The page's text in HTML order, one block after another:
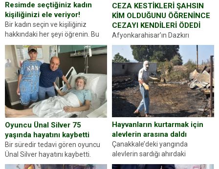
Resimde seçtiğiniz kadın
kişiliğinizi ele veriyor!
Bir kadın seçin ve kişiliğiniz
hakkındaki her şeyi öğrenin. Bu
kez karşınıza oldukça farklı bir
kişilik testiyle çıkıyoruz. Resimde
gördüğünüz kadın figürlerinden
dikkatinizi en...
CEZA KESTİKLERİ ŞAHSIN
KİM OLDUĞUNU ÖĞRENİNCE
CEZAYI KENDİLERİ ÖDEDİ
Afyonkarahisar’ın Dazkırı
ilçesinde trafik uygulaması
yapan jandarma ekipleri
durdurdukları bir otomobilin
sürücüsünden ehliyet ve ruhsat
sorup belgelerini istedi. Sürücü
Abdurrahman Ö.nün verdiği
evraklarda eksik olduğunu...
Oyuncu Ünal Silver 75
yaşında hayatını kaybetti
Bir süredir tedavi gören oyuncu
Ünal Silver hayatını kaybetti.
Haberi, oyuncunun menajerlik
Hayvanların kurtarmak için
alevlerin arasına daldı
Çanakkale’deki yangında
alevlerin sardığı ahırdaki
hayvanlarını kurtarmak isteyen